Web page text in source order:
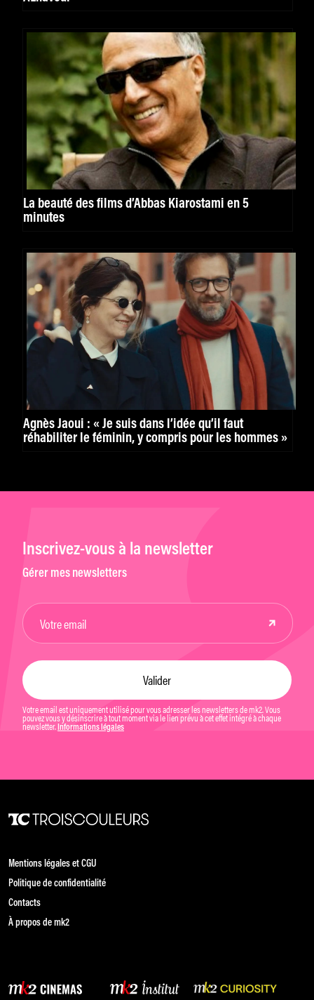
La beauté des films d’Abbas Kiarostami en 5
minutes
Agnès Jaoui : « Je suis dans l’idée qu’il faut
réhabiliter le féminin, y compris pour les hommes »
Inscrivez-vous à la newsletter
Gérer mes newsletters
Votre email est uniquement utilisé pour vous adresser les newsletters de mk2. Vous
pouvez vous y désinscrire à tout moment via le lien prévu à cet effet intégré à chaque
newsletter. Informations légales
Mentions légales et CGU
Politique de confidentialité
Contacts
À propos de mk2